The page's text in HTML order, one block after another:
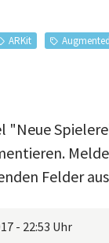
ARKit
"Neue
Felder
- 22:53 Uhr